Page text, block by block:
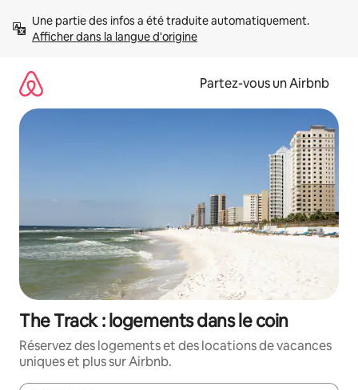
directement
Afficher dans la langue d'origine
Partez-vous un Airbnb
The Track : logements dans le coin
Réservez des logements et des locations de vacances
uniques et plus sur Airbnb.